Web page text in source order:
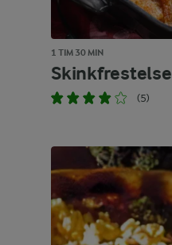
1 TIM 30 MIN
Skinkfrestelse
(5)